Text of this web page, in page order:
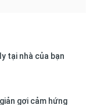
tại nhà của bạn
gợi cảm hứng